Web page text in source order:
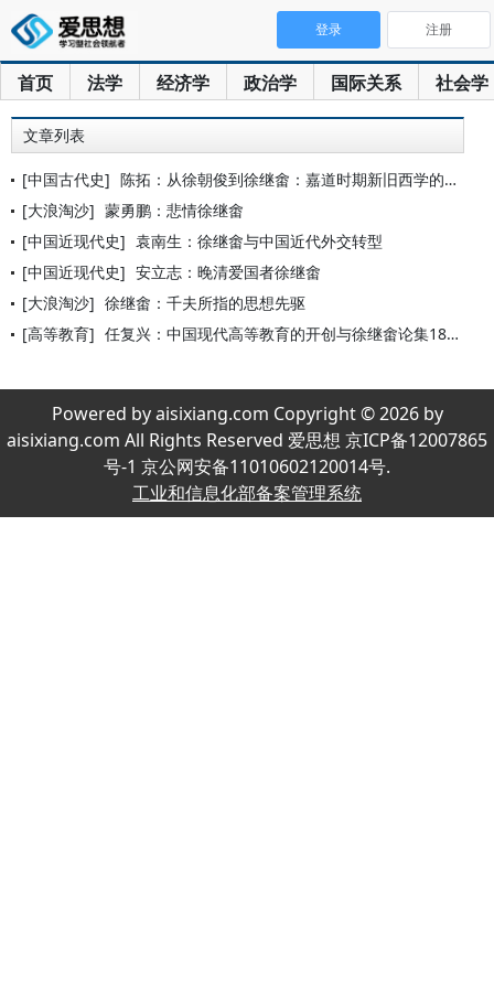
首页 法学 经济学 政治学 国际关系 社会学
登录 注册
文章列表
[中国古代史] 陈拓：从徐朝俊到徐继畬：嘉道时期新旧西学的知识脉络
[大浪淘沙] 蒙勇鹏：悲情徐继畬
[中国近现代史] 袁南生：徐继畬与中国近代外交转型
[中国近现代史] 安立志：晚清爱国者徐继畬
[大浪淘沙] 徐继畬：千夫所指的思想先驱
[高等教育] 任复兴：中国现代高等教育的开创与徐继畬论集1867-2012
Powered by aisixiang.com Copyright © 2026 by
aisixiang.com All Rights Reserved 爱思想 京ICP备12007865
号-1 京公网安备11010602120014号.
工业和信息化部备案管理系统